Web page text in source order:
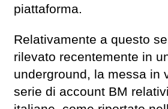
piattaforma.
Relativamente a questo
rilevato recentemente in
underground, la messa in
serie di account BM